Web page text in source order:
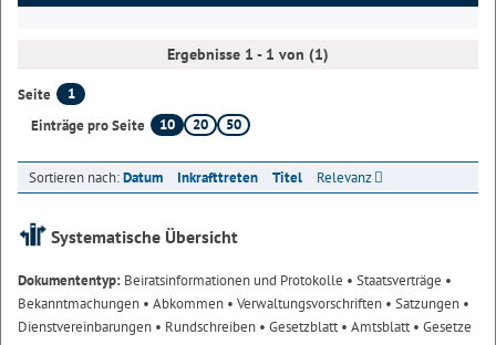
Ergebnisse 1 - 1 von (1)
Seite
1
Einträge pro Seite
10 20 50
Sortieren nach:Datum Inkrafttreten Titel Relevanz
Systematische Übersicht
Dokumententyp: Beiratsinformationen und Protokolle • Staatsverträge •
Bekanntmachungen • Abkommen • Verwaltungsvorschriften • Satzungen •
Dienstvereinbarungen • Rundschreiben • Gesetzblatt• Amtsblatt• Gesetze